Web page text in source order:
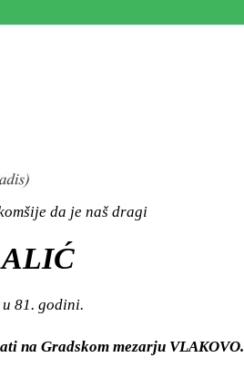
da je naš dragi
81. godini.
na Gradskom mezarju VLAKOVO.